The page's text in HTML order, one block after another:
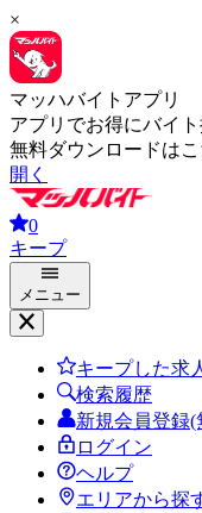
×
マッハバイトアプリ
アプリでお得にバイト
無料ダウンロードはこ
開く
0
キープ
メニュー
キープした求
検索履歴
新規会員登録(
ログイン
ヘルプ
エリアから探